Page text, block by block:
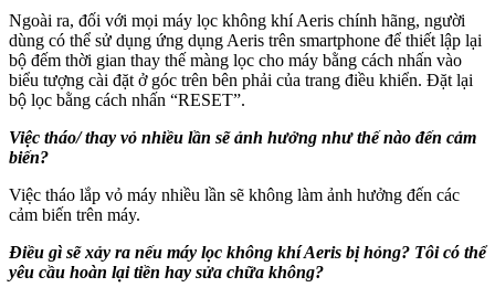
Ngoài ra, đối với mọi máy lọc không khí Aeris chính hãng, người
dùng có thể sử dụng ứng dụng Aeris trên smartphone để thiết lập lại
bộ đếm thời gian thay thế màng lọc cho máy bằng cách nhấn vào
biểu tượng cài đặt ở góc trên bên phải của trang điều khiển. Đặt lại
bộ lọc bằng cách nhấn “RESET”.
Việc tháo/ thay vỏ nhiều lần sẽ ảnh hưởng như thế nào đến cảm
biến?
Việc tháo lắp vỏ máy nhiều lần sẽ không làm ảnh hưởng đến các
cảm biến trên máy.
Điều gì sẽ xảy ra nếu máy lọc không khí Aeris bị hỏng? Tôi có thể
yêu cầu hoàn lại tiền hay sửa chữa không?